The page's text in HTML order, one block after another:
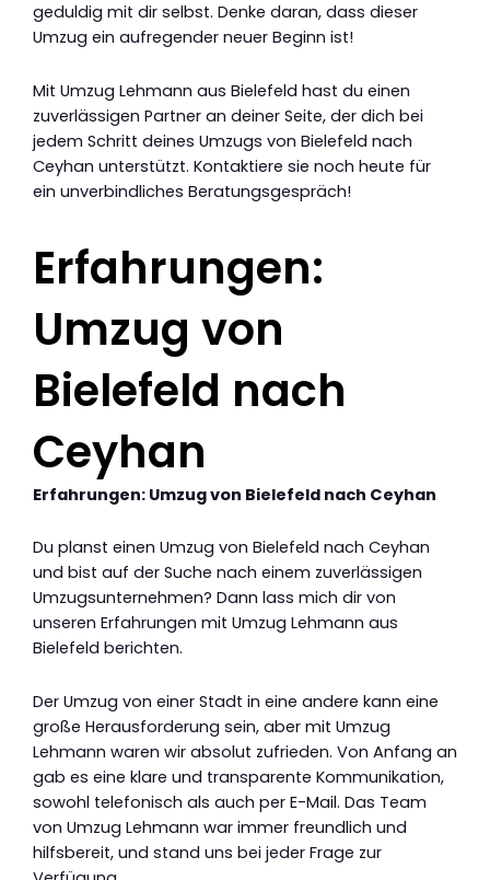
geduldig mit dir selbst. Denke daran, dass dieser
Umzug ein aufregender neuer Beginn ist!
Mit Umzug Lehmann aus Bielefeld hast du einen
zuverlässigen Partner an deiner Seite, der dich bei
jedem Schritt deines Umzugs von Bielefeld nach
Ceyhan unterstützt. Kontaktiere sie noch heute für
ein unverbindliches Beratungsgespräch!
Erfahrungen:
Umzug von
Bielefeld nach
Ceyhan
Erfahrungen: Umzug von Bielefeld nach Ceyhan
Du planst einen Umzug von Bielefeld nach Ceyhan
und bist auf der Suche nach einem zuverlässigen
Umzugsunternehmen? Dann lass mich dir von
unseren Erfahrungen mit Umzug Lehmann aus
Bielefeld berichten.
Der Umzug von einer Stadt in eine andere kann eine
große Herausforderung sein, aber mit Umzug
Lehmann waren wir absolut zufrieden. Von Anfang an
gab es eine klare und transparente Kommunikation,
sowohl telefonisch als auch per E-Mail. Das Team
von Umzug Lehmann war immer freundlich und
hilfsbereit, und stand uns bei jeder Frage zur